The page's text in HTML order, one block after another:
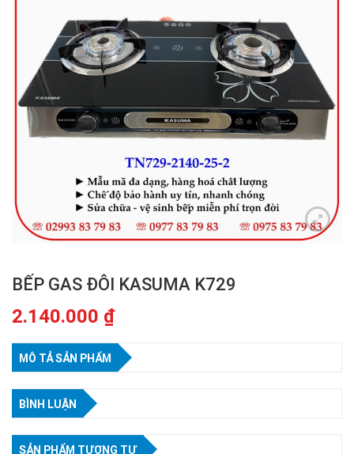
BẾP GAS ĐÔI KASUMA K729
2.140.000 ₫
MÔ TẢ SẢN PHẨM
BÌNH LUẬN
SẢN PHẨM TƯƠNG TỰ